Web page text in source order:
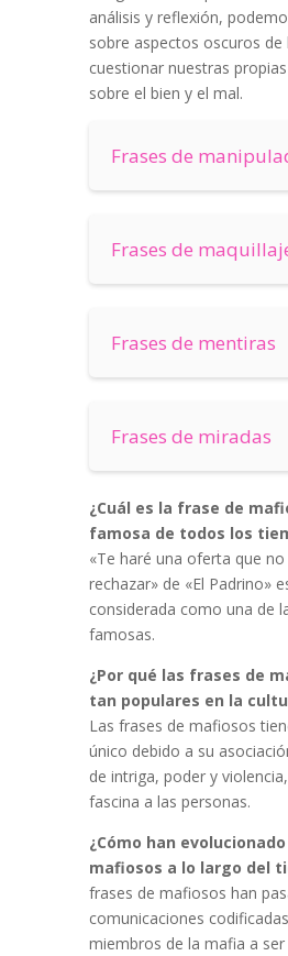
análisis y reflexión,
sobre aspectos oscuros de
cuestionar nuestras
sobre el bien y el mal.
Frases de
Frases de
Frases de mentiras
Frases de miradas
¿Cuál es la frase de
famosa de todos los
«Te haré una oferta que
rechazar» de «El Padrino»
considerada como una de
famosas.
¿Por qué las frases de
tan populares en la
Las frases de mafiosos
único debido a su
de intriga, poder y
fascina a las personas.
¿Cómo han
mafiosos a lo largo del
frases de mafiosos han
comunicaciones
miembros de la mafia a